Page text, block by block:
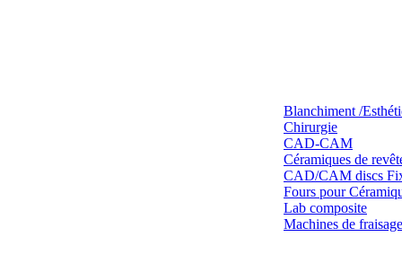
Blanchiment /
Chirurgie
CAD-CAM
Céramiques de
CAD/CAM discs
Fours pour
Lab composite
Machines de